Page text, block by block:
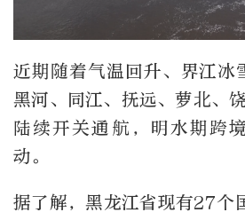
近期随着气温回升、界江冰
黑河、同江、抚远、萝北、
陆续开关通航，明水期跨
动。
据了解，黑龙江省现有27个